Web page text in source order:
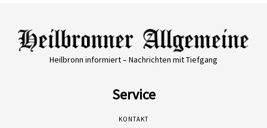
Heilbronn informiert – Nachrichten mit Tiefgang
Service
KONTAKT